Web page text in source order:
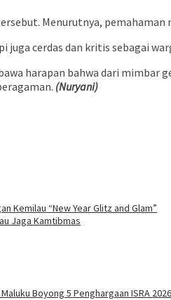
Menurutnya,
cerdas dan kritis sebagai
harapan bahwa dari mimbar
(Nuryani)
Kemilau “New Year Glitz and Glam”
Jaga Kamtibmas
Boyong 5 Penghargaan ISRA 2026